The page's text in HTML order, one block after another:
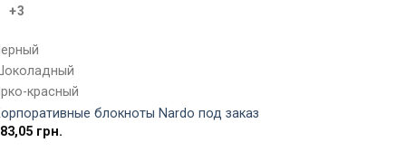
+3
красный
блокноты Nardo под заказ
грн.